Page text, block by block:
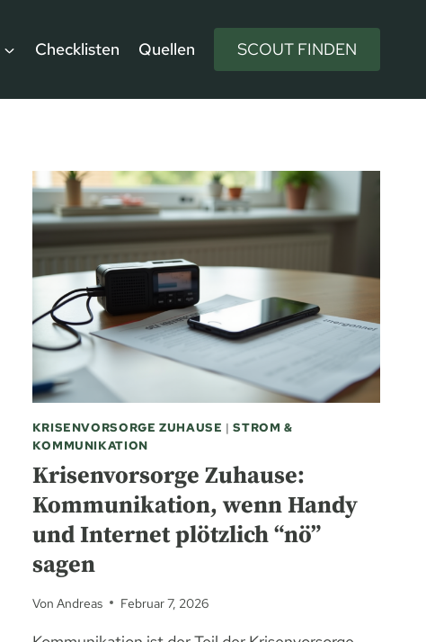
Checklisten Quellen SCOUT FINDEN
KRISENVORSORGE ZUHAUSE |STROM &
KOMMUNIKATION
Krisenvorsorge Zuhause:
Kommunikation, wenn Handy
und Internet plötzlich “nö”
sagen
Von Andreas Februar 7, 2026